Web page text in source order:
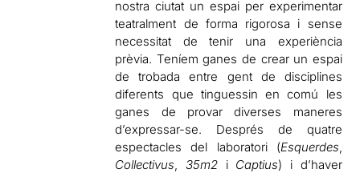
nostra ciutat un espai per experimentar
teatralment de forma rigorosa i sense
necessitat de tenir una experiència
prèvia. Teníem ganes de crear un espai
de trobada entre gent de disciplines
diferents que tinguessin en comú les
ganes de provar diverses maneres
d’expressar-se. Després de quatre
espectacles del laboratori (Esquerdes
Collectivus
35m2 i Captius) i d’haver